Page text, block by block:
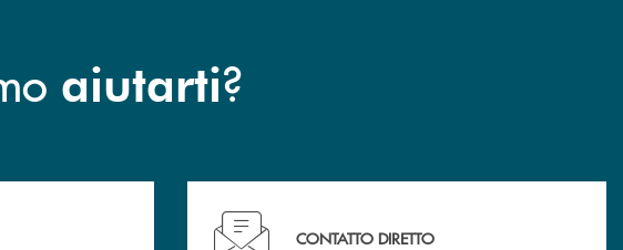
aiutarti?
filiali . Hai bisogno di assistenza immediata? Contattaci !
CONTATTO DIRETTO